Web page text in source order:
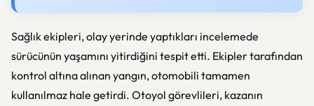
Sağlık ekipleri, olay yerinde yaptıkları incelemede
sürücünün yaşamını yitirdiğini tespit etti. Ekipler tarafından
kontrol altına alınan yangın, otomobili tamamen
kullanılmaz hale getirdi. Otoyol görevlileri, kazanın